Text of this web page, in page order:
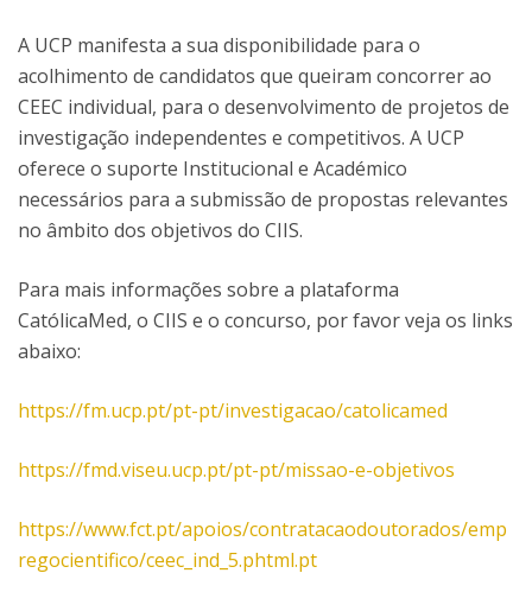
A UCP manifesta a sua disponibilidade para o
acolhimento de candidatos que queiram concorrer ao
CEEC individual, para o desenvolvimento de projetos de
investigação independentes e competitivos. A UCP
oferece o suporte Institucional e Académico
necessários para a submissão de propostas relevantes
no âmbito dos objetivos do CIIS.
Para mais informações sobre a plataforma
CatólicaMed, o CIIS e o concurso, por favor veja os links
abaixo:
https://fm.ucp.pt/pt-pt/investigacao/catolicamed
https://fmd.viseu.ucp.pt/pt-pt/missao-e-objetivos​
https://www.fct.pt/apoios/contratacaodoutorados/emp
regocientifico/ceec_ind_5.phtml.pt